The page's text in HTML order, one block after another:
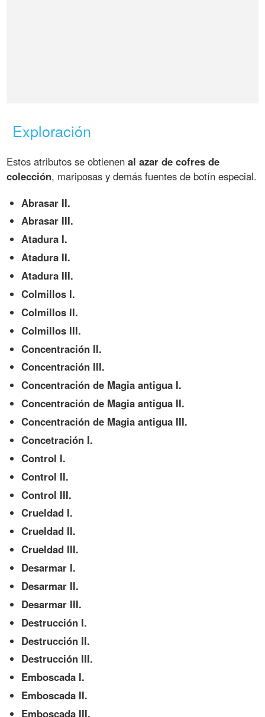
Exploración
Estos atributos se obtienenal azar de cofres de
colección, mariposas y demás fuentes de botín especial.
Abrasar II.
Abrasar III.
Atadura I.
Atadura II.
Atadura III.
Colmillos I.
Colmillos II.
Colmillos III.
Concentración II.
Concentración III.
Concentración de Magia antigua I.
Concentración de Magia antigua II.
Concentración de Magia antigua III.
Concetración I.
Control I.
Control II.
Control III.
Crueldad I.
Crueldad II.
Crueldad III.
Desarmar I.
Desarmar II.
Desarmar III.
Destrucción I.
Destrucción II.
Destrucción III.
Emboscada I.
Emboscada II.
Emboscada III.